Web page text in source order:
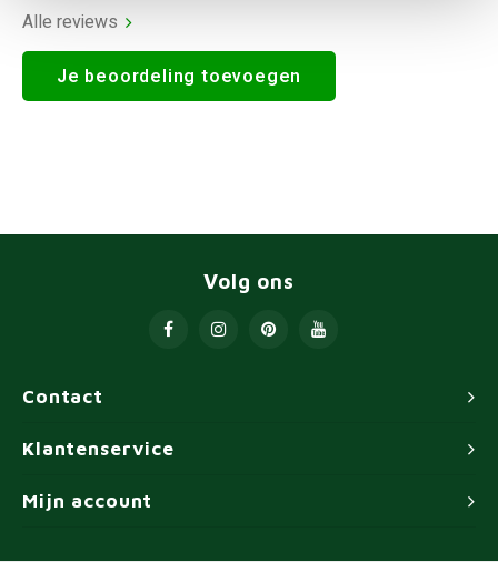
Alle reviews
Je beoordeling toevoegen
Contact
Volg ons
Klantenservice
Mijn account